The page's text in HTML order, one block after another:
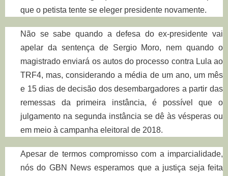
que o petista tente se eleger presidente novamente.
Não se sabe quando a defesa do ex-presidente vai
apelar da sentença de Sergio Moro, nem quando o
magistrado enviará os autos do processo contra Lula ao
TRF4, mas, considerando a média de um ano, um mês
e 15 dias de decisão dos desembargadores a partir das
remessas da primeira instância, é possível que o
julgamento na segunda instância se dê às vésperas ou
em meio à campanha eleitoral de 2018.
Apesar de termos compromisso com a imparcialidade,
nós do GBN News esperamos que a justiça seja feita